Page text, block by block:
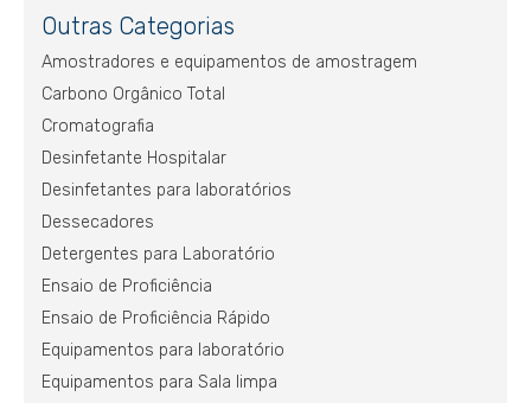
Outras Categorias
Amostradores e equipamentos de amostragem
Carbono Orgânico Total
Cromatografia
Desinfetante Hospitalar
Desinfetantes para laboratórios
Dessecadores
Detergentes para Laboratório
Ensaio de Proficiência
Ensaio de Proficiência Rápido
Equipamentos para laboratório
Equipamentos para Sala limpa